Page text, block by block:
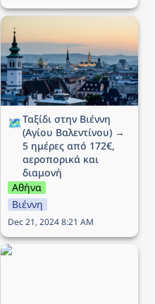
Ταξίδι στην Βιέννη (Αγίου
Βαλεντίνου) → 5 ημέρες
από 172€, αεροπορικά
και διαμονή
🗺️Ταξίδι στην Βιέννη
(Αγίου Βαλεντίνου) →
5 ημέρες από 172€,
αεροπορικά και
διαμονή
Αθήνα
Βιέννη
Dec 21, 2024 8:21 AM
Ταξίδι στην Νάπολη → 5